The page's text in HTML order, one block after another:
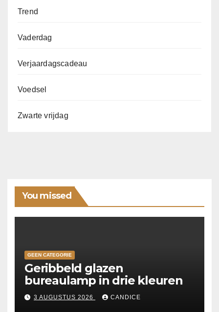
Trend
Vaderdag
Verjaardagscadeau
Voedsel
Zwarte vrijdag
You missed
GEEN CATEGORIE
Geribbeld glazen
bureaulamp in drie kleuren
3 AUGUSTUS 2026 CANDICE